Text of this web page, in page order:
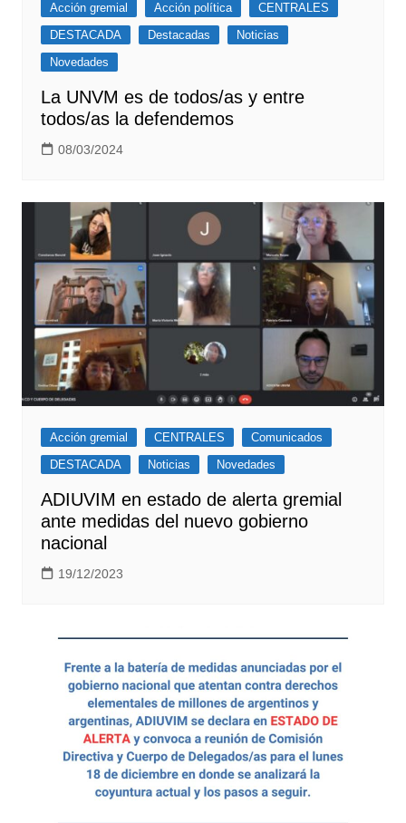
Acción gremial Acción política
CENTRALES
DESTACADA
Destacadas
Noticias
Novedades
La UNVM es de todos/as y entre
todos/as la defendemos
08/03/2024
Acción gremial CENTRALES
Comunicados
DESTACADA
Noticias Novedades
ADIUVIM en estado de alerta gremial
ante medidas del nuevo gobierno
nacional
19/12/2023